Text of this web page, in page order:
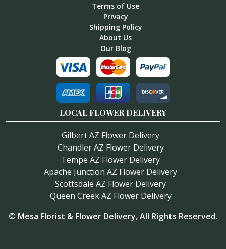
Terms of Use
Privacy
Shipping Policy
About Us
Our Blog
LOCAL FLOWER DELIVERY
Gilbert AZ Flower Delivery
Chandler AZ Flower Delivery
Tempe AZ Flower Delivery
Apache Junction AZ Flower Delivery
Scottsdale AZ Flower Delivery
Queen Creek AZ Flower Delivery
© Mesa Florist & Flower Delivery, All Rights Reserved.